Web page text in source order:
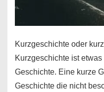
Kurzgeschichte oder
Kurzgeschichte ist
Geschichte. Eine kurze
Geschichte die nicht